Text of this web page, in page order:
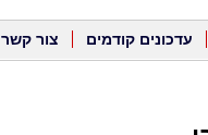
עדכונים קודמים צור קשר